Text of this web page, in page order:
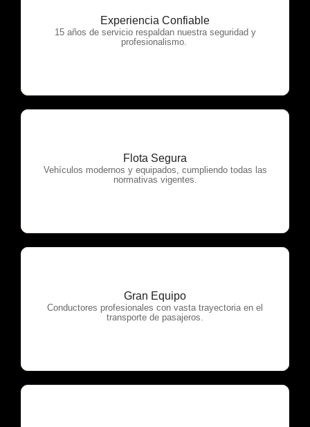
Experiencia Confiable
15 años de servicio respaldan nuestra seguridad y
profesionalismo.
OTP Servicios
Flota Segura
Vehículos modernos y equipados, cumpliendo todas las
normativas vigentes.
OTP Servicios
Gran Equipo
Conductores profesionales con vasta trayectoria en el
transporte de pasajeros.
OTP Servicios